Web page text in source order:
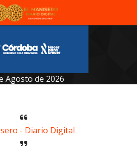
Agosto de 2026
- Diario Digital